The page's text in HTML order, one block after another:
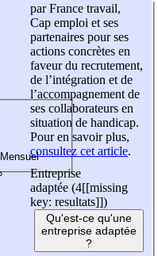
par France travail,
Cap emploi et ses
partenaires pour ses
actions concrètes en
faveur du recrutement,
de l’intégration et de
l’accompagnement de
ses collaborateurs en
situation de handicap.
Pour en savoir plus,
consultez cet article.
Entreprise
adaptée (4[[missing
key: resultats]])
Qu'est-ce qu'une
entreprise adaptée
?